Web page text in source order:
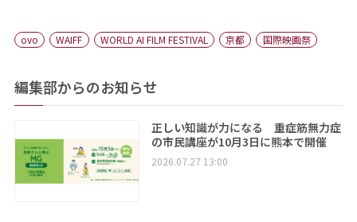
ovo WAIFF WORLD AI FILM FESTIVAL 京都 国際映画祭
編集部からのお知らせ
正しい知識が力になる 重症筋無力症
の市民講座が10月3日に熊本で開催
2026.07.27 13:00